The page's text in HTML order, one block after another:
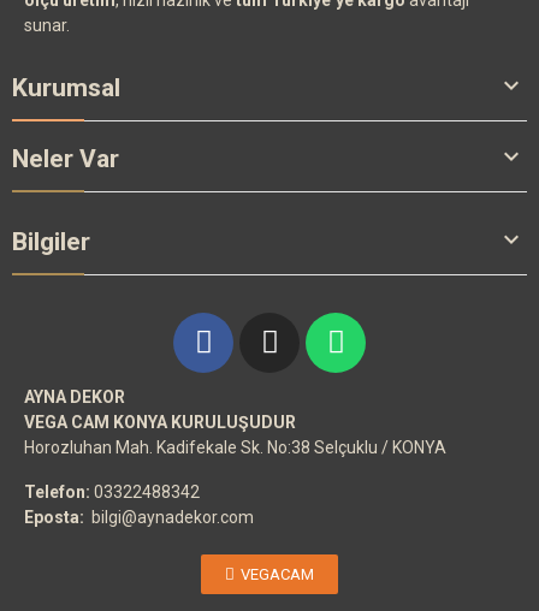
sunar.
Kurumsal 
Neler Var 
Bilgiler 
AYNA DEKOR
VEGA CAM KONYA KURULUŞUDUR
Horozluhan Mah. Kadifekale Sk. No:38 Selçuklu / KONYA
Telefon: 03322488342
Eposta: bilgi@aynadekor.com
VEGACAM